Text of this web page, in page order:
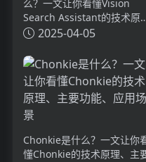
么？一文让你看懂Vision
Search Assistant的技术原
理、主要功能、应用场景
2025-04-05
Chonkie是什么？一文让你
懂Chonkie的技术原理、主